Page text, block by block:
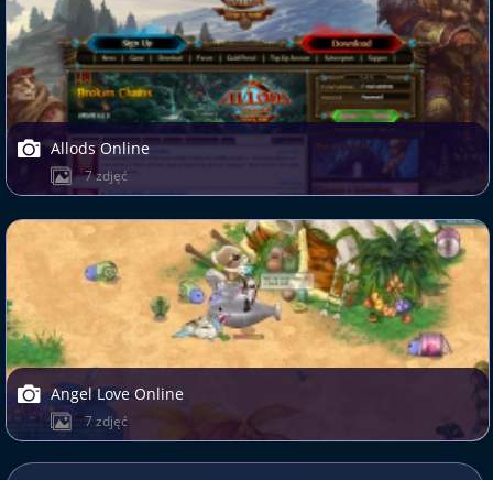
Allods Online
7 zdjęć
Angel Love Online
7 zdjęć